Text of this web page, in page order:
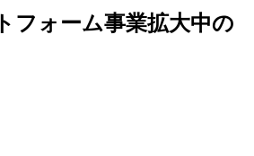
フォーム事業拡大中の